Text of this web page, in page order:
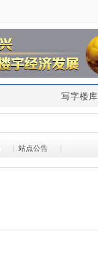
写字楼库
站点公告